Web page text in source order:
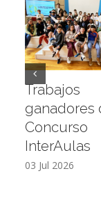
Trabajos
ganadores
Concurso
InterAulas
03 Jul 2026